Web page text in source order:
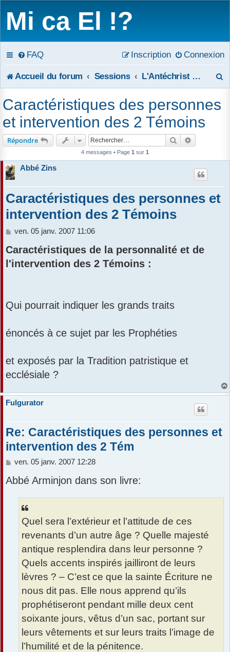
Mi ca El !?
FAQ Connexion
Inscription
Accueil du forum Sessions L'Antéchrist et les deux Témoins de l'Apocalypse
c
Caractéristiques des personnes
et intervention des 2 Témoins
Répondre Rechercher
4 messages • Page 1 sur 1
Abbé Zins
Caractéristiques des personnes et
intervention des 2 Témoins
M
s
s
a
ven. 05 janv. 2007 11:06
Caractéristiques de la personnalité et de
l'intervention des 2 Témoins :
Qui pourrait indiquer les grands traits
énoncés à ce sujet par les Prophéties
et exposés par la Tradition patristique et
ecclésiale ?
Fulgurator
Re: Caractéristiques des personnes et
intervention des 2 Tém
M
s
ven. 05 janv. 2007 12:28
Abbé Arminjon dans son livre:
Quel sera l’extérieur et l’attitude de ces
revenants d’un autre âge ? Quelle majesté
antique resplendira dans leur personne ?
Quels accents inspirés jailliront de leurs
lèvres ? – C’est ce que la sainte Écriture ne
nous dit pas. Elle nous apprend qu’ils
prophétiseront pendant mille deux cent
soixante jours, vêtus d’un sac, portant sur
leurs vêtements et sur leurs traits l’image de
l’humilité et de la pénitence.